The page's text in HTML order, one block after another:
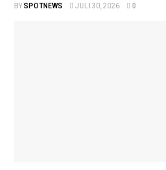
BYSPOTNEWS JULI 30, 2026 0